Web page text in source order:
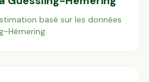
basé sur les données
Hémering.